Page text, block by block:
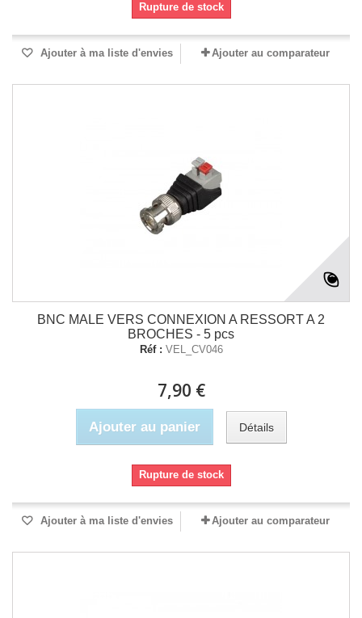
Rupture de stock
Ajouter à ma liste d'envies Ajouter au comparateur
BNC MALE VERS CONNEXION A RESSORT A 2
BROCHES - 5 pcs
Réf : VEL_CV046
7,90 €
Ajouter au panier Détails
Rupture de stock
Ajouter à ma liste d'envies Ajouter au comparateur